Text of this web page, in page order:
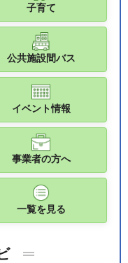
子育て
公共施設間バス
イベント情報
事業者の方へ
一覧を見る